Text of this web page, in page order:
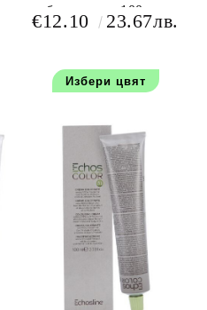
боя за коса 100 мл
€12.10 23.67лв.
Избери цвят